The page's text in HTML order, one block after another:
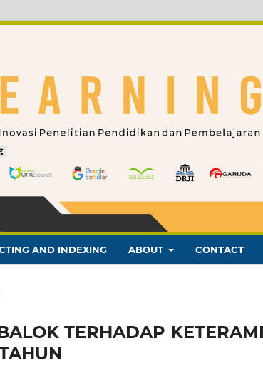
AND INDEXING ABOUT CONTACT
TERHADAP